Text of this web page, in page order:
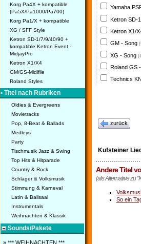
Korg Pa4X + kompatible
(Pa5X/Pa1000/Pa700)
Korg Pa1/X + kompatible
XG / SFF Style
Ketron SD-1/7/9/40/90 +
kompatible Ketron Event -
MidjayPro
Ketron X1/X4
GM/GS-Midifile
Roland Styles
• Titel nach Rubriken
Oldies & Evergreens
Movietracks
Pop, 8-Beat & Ballads
Medleys
Party
Tischmusik Jazz & Swing
Top Hits & Hitparade
Country & Rock
Schlager & Volksmusik
Stimmung & Karneval
Latin & Ballsaal
Instrumentals
Weihnachten & Klassik
Sounds/Pakete
» *** WEIHNACHTEN ***
Yamaha
Ketron SD-
Ketron X1/
GM - Song
XG - Song
Roland GS
Technics
zurück
Kufsteiner
Andere Titel
(als Alternative zu
So ein